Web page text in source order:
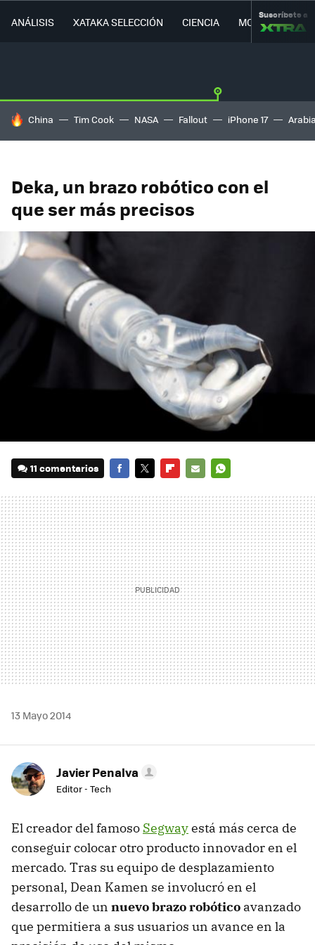
ANÁLISIS XATAKA SELECCIÓN CIENCIA MOVILIDAD
Suscríbete a
HOY SE HABLA DE
China Tim Cook NASA Fallout iPhone 17
Deka, un brazo robótico con el
que ser más precisos
11 comentarios
MAIL
13 Mayo 2014
Javier Penalva
Editor - Tech
El creador del famoso Segwayestá más cerca de
conseguir colocar otro producto innovador en el
mercado. Tras su equipo de desplazamiento
personal, Dean Kamen se involucró en el
desarrollo de un nuevo brazo robótico avanzado
que permitiera a sus usuarios un avance en la